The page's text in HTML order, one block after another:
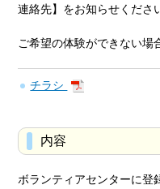
連絡先】をお知らせくださ
ご希望の体験ができない場
チラシ
内容
ボランティアセンターに登